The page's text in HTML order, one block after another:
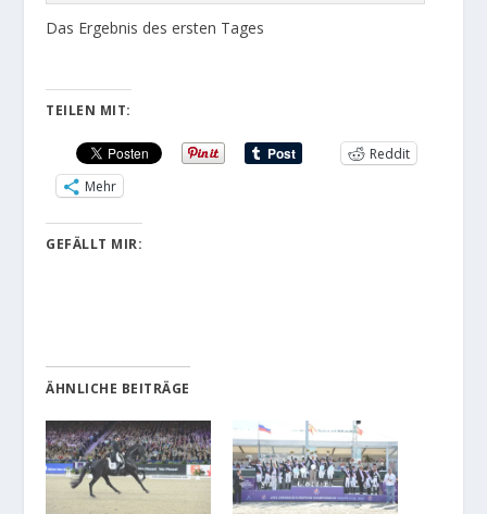
Das Ergebnis des ersten Tages
TEILEN MIT:
Reddit
Mehr
GEFÄLLT MIR:
ÄHNLICHE BEITRÄGE